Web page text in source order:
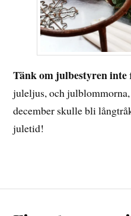
Tänk om julbestyren inte
juleljus, och
december skulle bli
juletid!